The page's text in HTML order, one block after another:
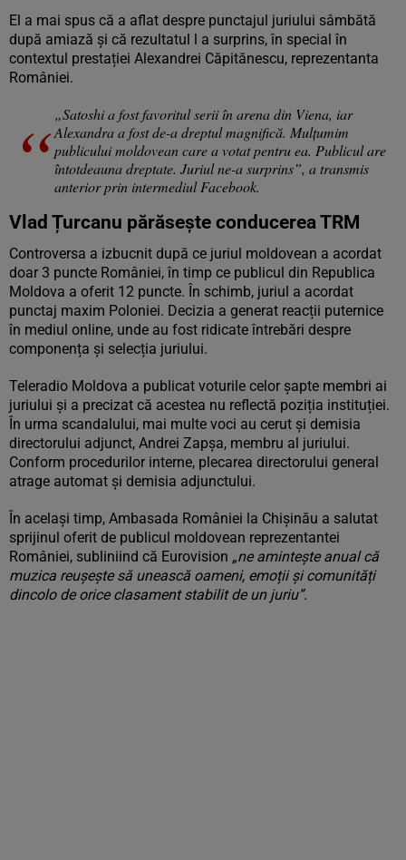
El a mai spus că a aflat despre punctajul juriului sâmbătă
după amiază și că rezultatul l a surprins, în special în
contextul prestației Alexandrei Căpitănescu, reprezentanta
României.
„Satoshi a fost favoritul serii în arena din Viena, iar
Alexandra a fost de-a dreptul magnifică. Mulțumim
publicului moldovean care a votat pentru ea. Publicul are
întotdeauna dreptate. Juriul ne-a surprins”, a transmis
anterior prin intermediul Facebook.
Vlad Țurcanu părăsește conducerea TRM
Controversa a izbucnit după ce juriul moldovean a acordat
doar 3 puncte României, în timp ce publicul din Republica
Moldova a oferit 12 puncte. În schimb, juriul a acordat
punctaj maxim Poloniei. Decizia a generat reacții puternice
în mediul online, unde au fost ridicate întrebări despre
componența și selecția juriului.
Teleradio Moldova a publicat voturile celor șapte membri ai
juriului și a precizat că acestea nu reflectă poziția instituției.
În urma scandalului, mai multe voci au cerut și demisia
directorului adjunct, Andrei Zapșa, membru al juriului.
Conform procedurilor interne, plecarea directorului general
atrage automat și demisia adjunctului.
În același timp, Ambasada României la Chișinău a salutat
sprijinul oferit de publicul moldovean reprezentantei
României, subliniind că Eurovision „ne amintește anual că
muzica reușește să unească oameni, emoții și comunități
dincolo de orice clasament stabilit de un juriu”.